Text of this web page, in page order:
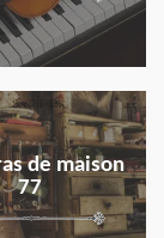
de maison
77
savoir plus